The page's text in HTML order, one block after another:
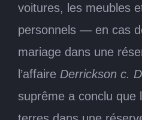
voitures, les meubles
personnels — en cas
mariage dans une
l’affaire Derrickson c.
suprême a conclu que